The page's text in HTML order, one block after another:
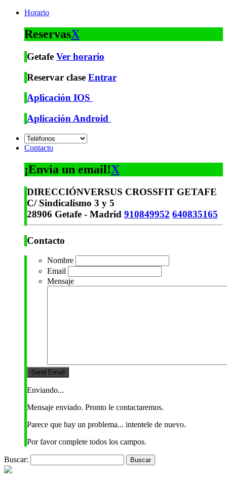
Horario
ReservasX
Getafe Ver horario
Reservar clase Entrar
Aplicación IOS
Aplicación Android
Contacto
¡Envia un email!X
DIRECCIÓNVERSUS CROSSFIT GETAFE
C/ Sindicalismo 3 y 5
28906 Getafe - Madrid 910849952 640835165
Contacto
Nombre
Email
Mensaje
Enviando...
Mensaje enviado. Pronto le contactaremos.
Parece que hay un problema... intentele de nuevo.
Por favor complete todos los campos.
Buscar: